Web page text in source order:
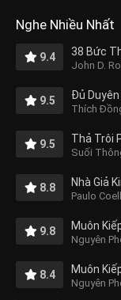
Nghe Nhiều Nhất
9.4 38 Bức
John D.
9.5 Đủ
Thích
9.5 Thả Trôi
Suối
8.8 Nhà Giả
Paulo
9.8 Muôn
Nguyên
8.4 Muôn
Nguyên